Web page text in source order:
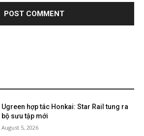
Ugreen hợp tác Honkai: Star Rail tung ra
bộ sưu tập mới
August 5, 2026